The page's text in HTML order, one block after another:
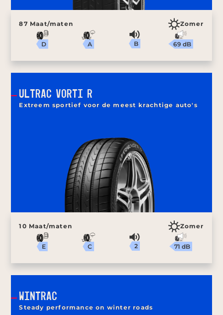
87 Maat/maten Zomer
D A B 69 dB
ULTRAC VORTI R
Extreem sportief voor de meest krachtige auto's
10 Maat/maten Zomer
E C 2 71 dB
WINTRAC
Steady performance on winter roads